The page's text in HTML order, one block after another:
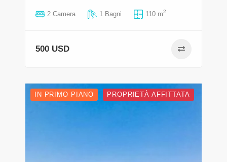
2 Camera 1 Bagni 110 m2
500 USD
IN PRIMO PIANO PROPRIETÀ AFFITTATA